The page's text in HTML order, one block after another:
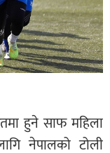
हुने साफ महिला
नेपालको टोली